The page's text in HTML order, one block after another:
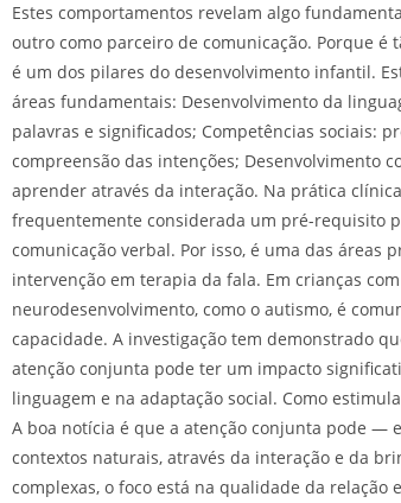
Estes comportamentos revelam algo
outro como parceiro de comunicação. Porque é
é um dos pilares do desenvolvimento infantil.
áreas fundamentais: Desenvolvimento da
palavras e significados; Competências sociais:
compreensão das intenções; Desenvolvimento
aprender através da interação. Na prática
frequentemente considerada um pré-requisito
comunicação verbal. Por isso, é uma das áreas
intervenção em terapia da fala. Em crianças
neurodesenvolvimento, como o autismo, é
capacidade. A investigação tem demonstrado
atenção conjunta pode ter um impacto
linguagem e na adaptação social. Como
A boa notícia é que a atenção conjunta pode —
contextos naturais, através da interação e da
complexas, o foco está na qualidade da relação